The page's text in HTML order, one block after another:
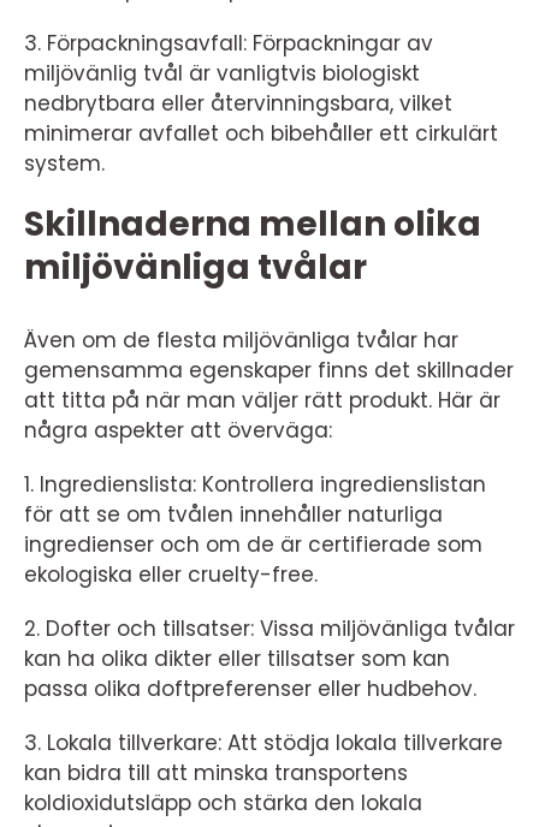
3. Förpackningsavfall: Förpackningar av
miljövänlig tvål är vanligtvis biologiskt
nedbrytbara eller återvinningsbara, vilket
minimerar avfallet och bibehåller ett cirkulärt
system.
Skillnaderna mellan olika
miljövänliga tvålar
Även om de flesta miljövänliga tvålar har
gemensamma egenskaper finns det skillnader
att titta på när man väljer rätt produkt. Här är
några aspekter att överväga:
1. Ingredienslista: Kontrollera ingredienslistan
för att se om tvålen innehåller naturliga
ingredienser och om de är certifierade som
ekologiska eller cruelty-free.
2. Dofter och tillsatser: Vissa miljövänliga tvålar
kan ha olika dikter eller tillsatser som kan
passa olika doftpreferenser eller hudbehov.
3. Lokala tillverkare: Att stödja lokala tillverkare
kan bidra till att minska transportens
koldioxidutsläpp och stärka den lokala